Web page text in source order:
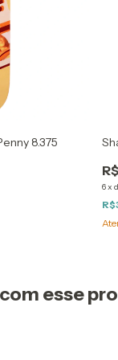
8.375
6x
esse